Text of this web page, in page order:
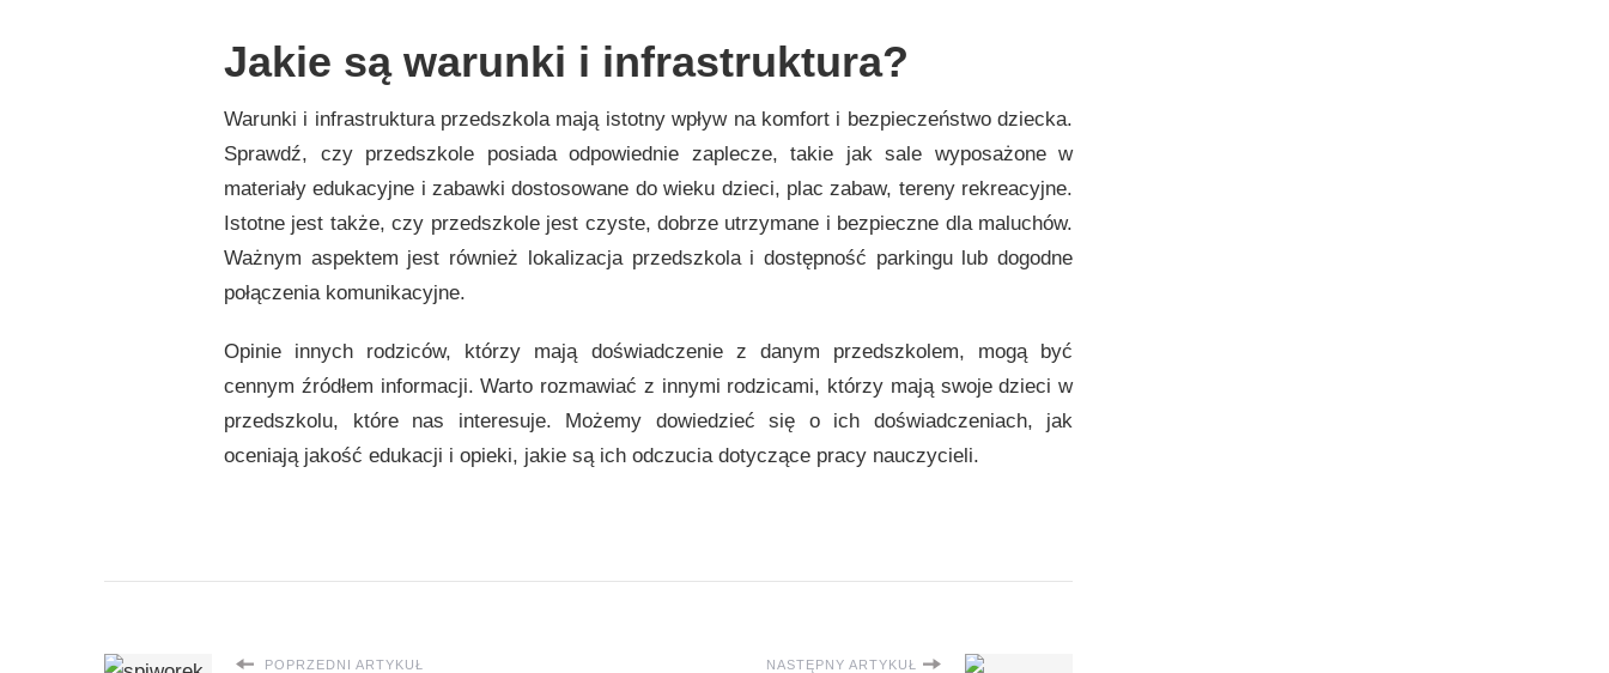
Jakie są warunki i infrastruktura?
Warunki i infrastruktura przedszkola mają istotny wpływ na komfort i bezpieczeństwo dziecka.
Sprawdź, czy przedszkole posiada odpowiednie zaplecze, takie jak sale wyposażone w
materiały edukacyjne i zabawki dostosowane do wieku dzieci, plac zabaw, tereny rekreacyjne.
Istotne jest także, czy przedszkole jest czyste, dobrze utrzymane i bezpieczne dla maluchów.
Ważnym aspektem jest również lokalizacja przedszkola i dostępność parkingu lub dogodne
połączenia komunikacyjne.
Opinie innych rodziców, którzy mają doświadczenie z danym przedszkolem, mogą być
cennym źródłem informacji. Warto rozmawiać z innymi rodzicami, którzy mają swoje dzieci w
przedszkolu, które nas interesuje. Możemy dowiedzieć się o ich doświadczeniach, jak
oceniają jakość edukacji i opieki, jakie są ich odczucia dotyczące pracy nauczycieli.
POPRZEDNI ARTYKUŁ NASTĘPNY ARTYKUŁ